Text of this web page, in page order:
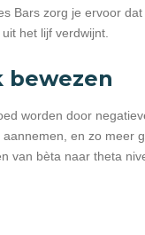
Bars zorg je ervoor
het lijf verdwijnt.
bewezen
worden door
en zo meer
van bèta naar theta